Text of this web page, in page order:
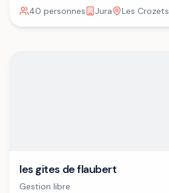
40 personnes Jura Les Crozets
les gites de flaubert
Gestion libre